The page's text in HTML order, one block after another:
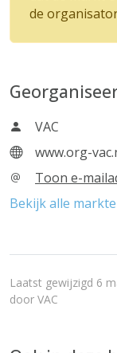
de
VAC
www.org-
Toon e-
Bekijk alle
Laatst gewijzigd 6
door VAC